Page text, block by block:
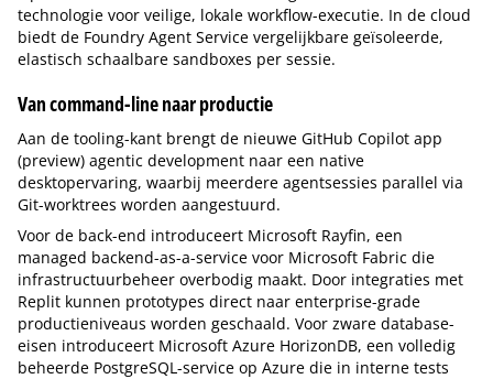
technologie voor veilige, lokale workflow-executie. In de cloud
biedt de Foundry Agent Service vergelijkbare geïsoleerde,
elastisch schaalbare sandboxes per sessie.
Van command-line naar productie
Aan de tooling-kant brengt de nieuwe GitHub Copilot app
(preview) agentic development naar een native
desktopervaring, waarbij meerdere agentsessies parallel via
Git-worktrees worden aangestuurd.
Voor de back-end introduceert Microsoft Rayfin, een
managed backend-as-a-service voor Microsoft Fabric die
infrastructuurbeheer overbodig maakt. Door integraties met
Replit kunnen prototypes direct naar enterprise-grade
productieniveaus worden geschaald. Voor zware database-
eisen introduceert Microsoft Azure HorizonDB, een volledig
beheerde PostgreSQL-service op Azure die in interne tests